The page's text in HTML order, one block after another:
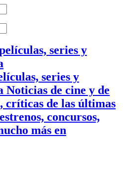
series y
Noticias de cine y de
críticas de las últimas
concursos,
más en